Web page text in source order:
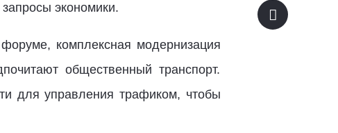
экономики.
комплексная модернизация
общественный транспорт.
для управления трафиком, чтобы